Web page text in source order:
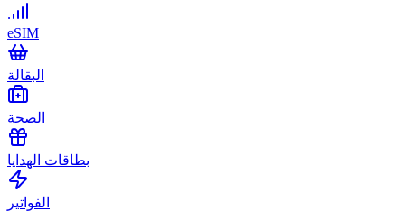
eSIM
البقالة
الصحة
بطاقات الهدايا
الفواتير